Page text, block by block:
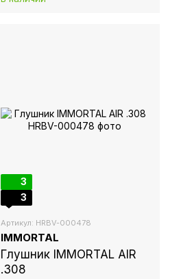
3
3
Артикул: HRBV-000478
IMMORTAL
Глушник IMMORTAL AIR
.308